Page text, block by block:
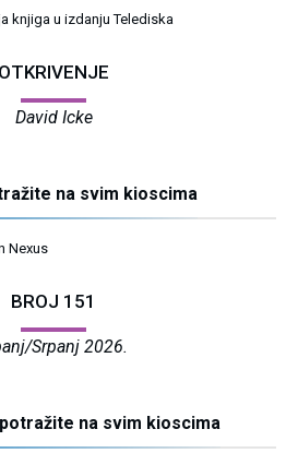
OTKRIVENJE
David Icke
na svim kioscima
BROJ 151
Srpanj 2026.
na svim kioscima